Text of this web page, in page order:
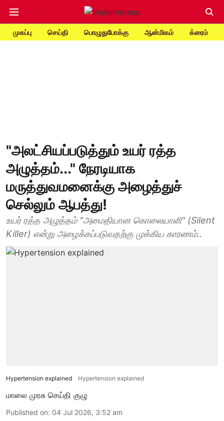
முகப்பு செய்தி பொழுதுபோக்கு ஆன்மிகம் க்ரைம்
"அலட்சியப்படுத்தும் உயர் ரத்த
அழுத்தம்..." நேரடியாக
மருத்துவமனைக்கு அழைத்துச்
செல்லும் ஆபத்து!
உயர் ரத்த அழுத்தம் "அமைதியான கொலையாளி" (Silent
Killer) என்று அழைக்கப்படுவதற்கு முக்கிய காரணம்..
Hypertension explained Hypertension explained
மாலை முரசு செய்தி குழு
Published on: 04 Jul 2026, 3:52 am